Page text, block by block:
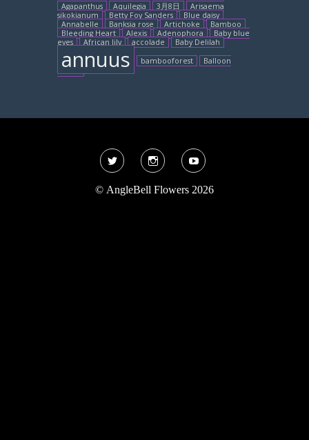
Agapanthus Aquilegia 3月8日
Arisaema
sikokianum
Betty Foy Sanders
Blue daisy
Annabelle
Banksia rose Artichoke
Bamboo
Bleeding Heart
Alexis Adenophora
Baby blue
eyes
African lily accolade Baby Delilah
annuus bambooforest
Balloon
© AngleBell Flowers 2026